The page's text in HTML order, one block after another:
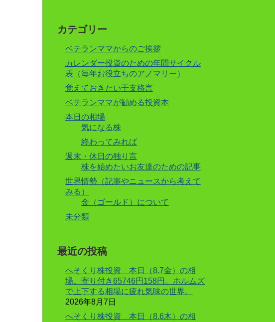
カテゴリー
ベテランママからのご挨拶
カレンダー投資のための年間サイクル
表（毎年お役立ちのアノマリー）
覚えておきたい干支格言
ベテランママが勧める投資本
本日の相場
気になる株
終わってみれば
週末・休日の独り言
株を始めたいお友達のための記事
世界情勢（記事やニュースから考えて
みる）
金（ゴールド）について
未分類
最近の投稿
へそくり株投資 本日（8.7金）の相
場。寄り付き65746円158円。ホルムズ
で上下する相場に疲れ気味の世界。
2026年8月7日
へそくり株投資 本日（8.6木）の相